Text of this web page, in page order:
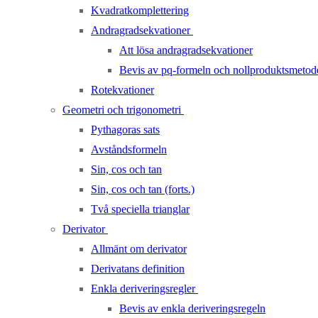
Kvadratkomplettering
Andragradsekvationer
Att lösa andragradsekvationer
Bevis av pq-formeln och
Rotekvationer
Geometri och trigonometri
Pythagoras sats
Avståndsformeln
Sin, cos och tan
Sin, cos och tan (forts.)
Två speciella trianglar
Derivator
Allmänt om derivator
Derivatans definition
Enkla deriveringsregler
Bevis av enkla deriveringsregeln